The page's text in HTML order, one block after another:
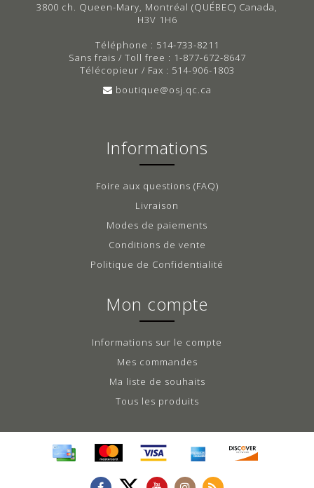
3800 ch. Queen-Mary, Montréal (QUÉBEC) Canada,
H3V 1H6
Téléphone : 514-733-8211
Sans frais / Toll free : 1-877-672-8647
Télécopieur / Fax : 514-906-1803
boutique@osj.qc.ca
Informations
Foire aux questions (FAQ)
Livraison
Modes de paiements
Conditions de vente
Politique de Confidentialité
Mon compte
Informations sur le compte
Mes commandes
Ma liste de souhaits
Tous les produits